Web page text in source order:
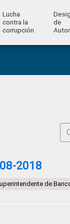
Lucha
contra la
corrupción
de
08-2018
de